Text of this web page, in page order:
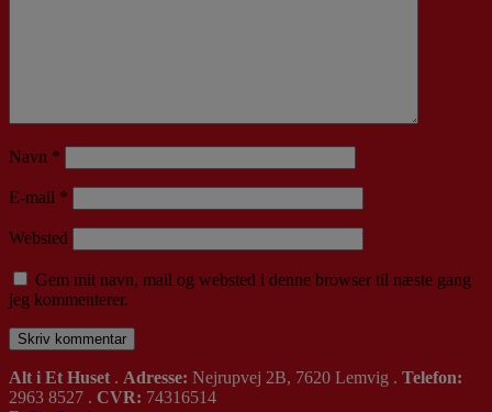
Navn *
E-mail *
Websted
Gem mit navn, mail og websted i denne browser til næste gang
jeg kommenterer.
Alt i Et Huset . Adresse: Nejrupvej 2B, 7620 Lemvig . Telefon:
2963 8527 . CVR: 74316514